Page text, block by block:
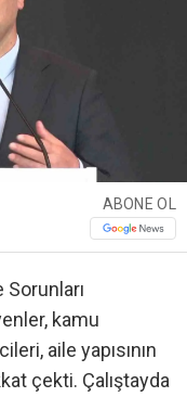
ABONE OL
Sorunları
kamu
aile yapısının
çekti. Çalıştayda